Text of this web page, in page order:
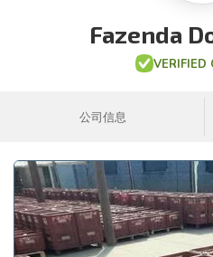
Fazenda
VERIFIED
公司信息